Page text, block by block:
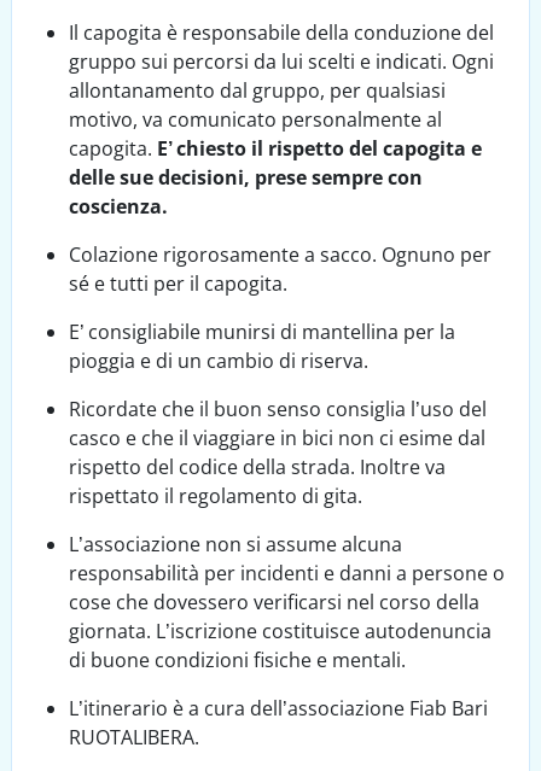
Il capogita è responsabile della conduzione del
gruppo sui percorsi da lui scelti e indicati. Ogni
allontanamento dal gruppo, per qualsiasi
motivo, va comunicato personalmente al
capogita. E’ chiesto il rispetto del capogita e
delle sue decisioni, prese sempre con
coscienza.
Colazione rigorosamente a sacco. Ognuno per
sé e tutti per il capogita.
E’ consigliabile munirsi di mantellina per la
pioggia e di un cambio di riserva.
Ricordate che il buon senso consiglia l’uso del
casco e che il viaggiare in bici non ci esime dal
rispetto del codice della strada. Inoltre va
rispettato il regolamento di gita.
L’associazione non si assume alcuna
responsabilità per incidenti e danni a persone o
cose che dovessero verificarsi nel corso della
giornata. L’iscrizione costituisce autodenuncia
di buone condizioni fisiche e mentali.
L’itinerario è a cura dell’associazione Fiab Bari
RUOTALIBERA.